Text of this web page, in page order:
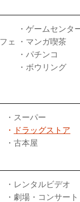
・ゲームセンタ
ェ
・マンガ喫茶
・パチンコ
・ボウリング
・スーパー
・
ドラッグストア
・古本屋
・レンタルビデオ
・劇場・コンサート